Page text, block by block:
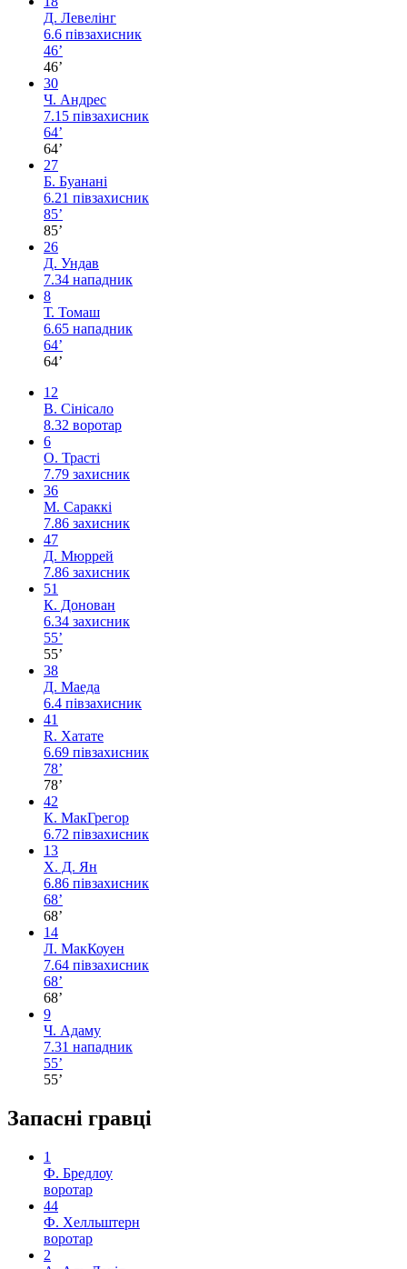
Д. Левелінг
6.6 півзахисник
46’
46’
30
Ч. Андрес
7.15 півзахисник
64’
64’
27
Б. Буанані
6.21 півзахисник
85’
85’
26
Д. Ундав
7.34 нападник
8
Т. Томаш
6.65 нападник
64’
64’
12
В. Сінісало
8.32 воротар
6
О. Трасті
7.79 захисник
36
М. Сараккі
7.86 захисник
47
Д. Мюррей
7.86 захисник
51
К. Донован
6.34 захисник
55’
55’
38
Д. Маеда
6.4 півзахисник
41
R. Хатате
6.69 півзахисник
78’
78’
42
К. МакГрегор
6.72 півзахисник
13
Х. Д. Ян
6.86 півзахисник
68’
68’
14
Л. МакКоуен
7.64 півзахисник
68’
68’
9
Ч. Адаму
7.31 нападник
55’
55’
Запасні гравці
1
Ф. Бредлоу
воротар
44
Ф. Хелльштерн
воротар
2